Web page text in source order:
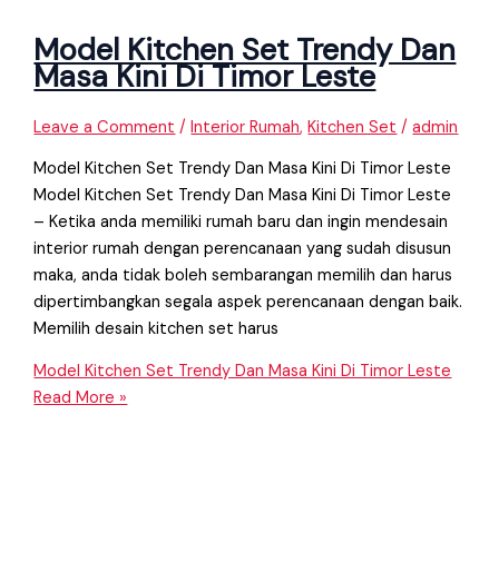
Model Kitchen Set Trendy Dan
Masa Kini Di Timor Leste
Leave a Comment /Interior Rumah,Kitchen Set /admin
Model Kitchen Set Trendy Dan Masa Kini Di Timor Leste
Model Kitchen Set Trendy Dan Masa Kini Di Timor Leste
– Ketika anda memiliki rumah baru dan ingin mendesain
interior rumah dengan perencanaan yang sudah disusun
maka, anda tidak boleh sembarangan memilih dan harus
dipertimbangkan segala aspek perencanaan dengan baik.
Memilih desain kitchen set harus
Model Kitchen Set Trendy Dan Masa Kini Di Timor Leste
Read More »